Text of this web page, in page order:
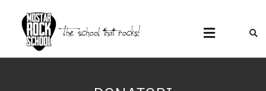
MOSTAR ROCK
Mostar Rock School